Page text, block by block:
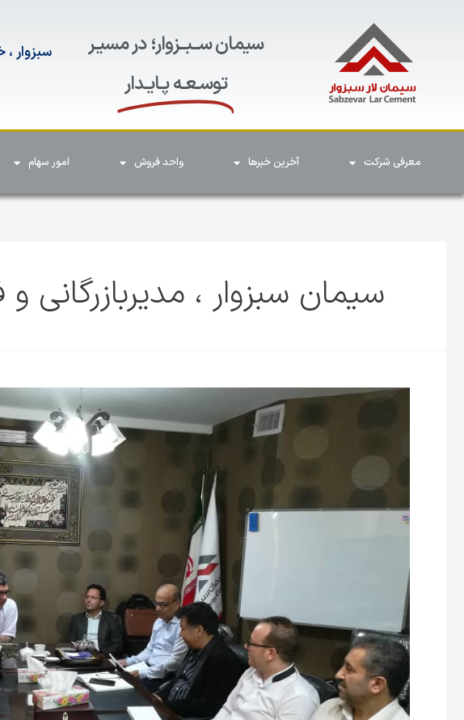
سیمان ســبــزوار؛ در مسیـر
توسـعـه پـایـدار
سبزوار ،
معرفی شرکت آخرین خبرها واحد فروش امور سهام
سیمان سبزوار ،